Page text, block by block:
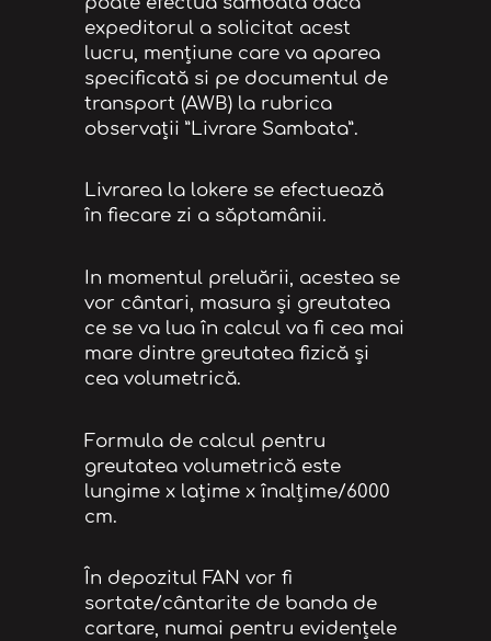
expeditorul a solicitat acest
lucru, mențiune care va aparea
specificată si pe documentul de
transport (AWB) la rubrica
observații ”Livrare Sambata”.
Livrarea la lokere se efectuează
în fiecare zi a săptamânii.
In momentul preluării, acestea se
vor cântari, masura și greutatea
ce se va lua în calcul va fi cea mai
mare dintre greutatea fizică și
cea volumetrică.
Formula de calcul pentru
greutatea volumetrică este
lungime x lațime x înalțime/6000
cm.
În depozitul FAN vor fi
sortate/cântarite de banda de
cartare, numai pentru evidenţele